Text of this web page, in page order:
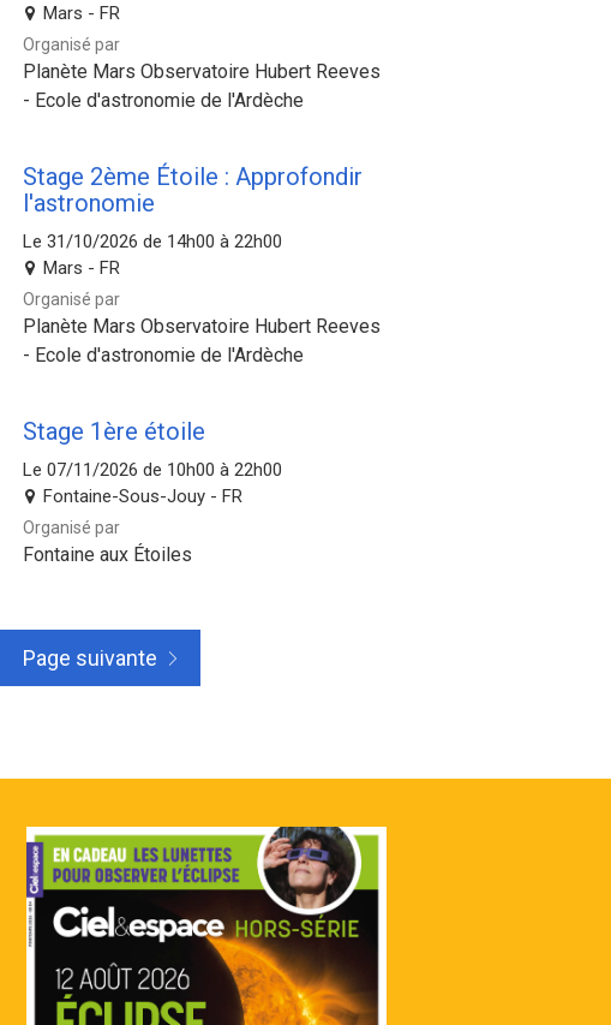
Mars - FR
Organisé par
Planète Mars Observatoire Hubert Reeves
- Ecole d'astronomie de l'Ardèche
Stage 2ème Étoile : Approfondir
l'astronomie
Le 31/10/2026 de 14h00 à 22h00
Mars - FR
Organisé par
Planète Mars Observatoire Hubert Reeves
- Ecole d'astronomie de l'Ardèche
Stage 1ère étoile
Le 07/11/2026 de 10h00 à 22h00
Fontaine-Sous-Jouy - FR
Organisé par
Fontaine aux Étoiles
Page suivante